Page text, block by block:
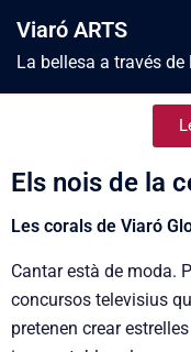
Viaró ARTS
La bellesa a través de
Els nois de la
Les corals de Viaró
Cantar està de moda.
concursos televisius
pretenen crear